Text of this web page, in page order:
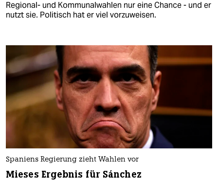
Regional- und Kommunalwahlen nur eine Chance - und er
nutzt sie. Politisch hat er viel vorzuweisen.
Spaniens Regierung zieht Wahlen vor
Mieses Ergebnis für Sánchez